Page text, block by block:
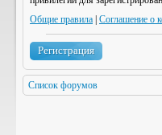
Общие правила Соглашение о
Регистрация
Список форумов